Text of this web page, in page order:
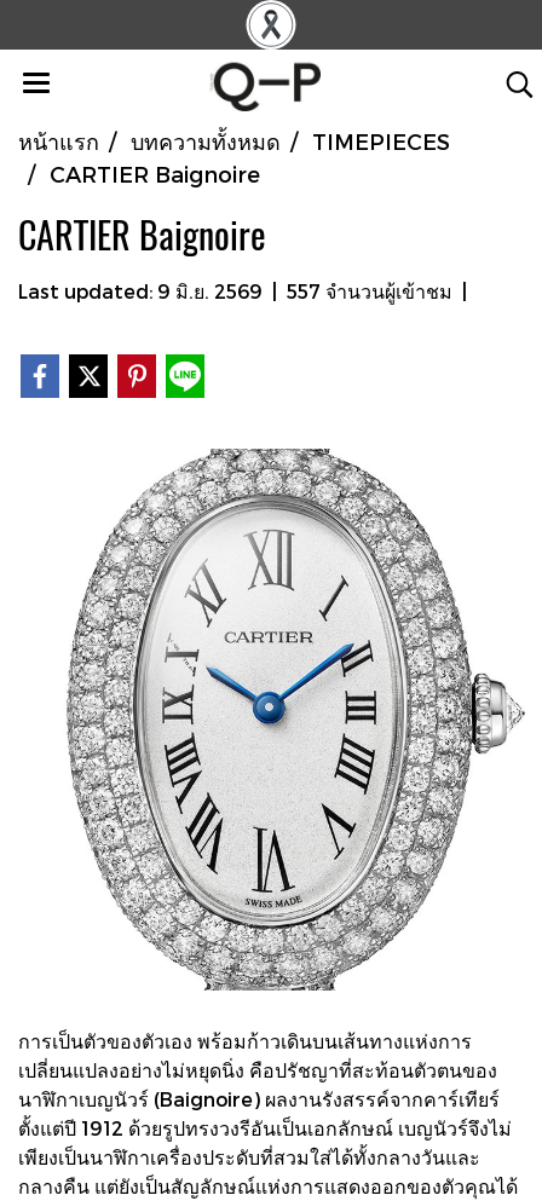
หน้าแรก บทความทั้งหมด
TIMEPIECES
CARTIER Baignoire
CARTIER Baignoire
Last updated: 9 มิ.ย. 2569 557 จำนวนผู้เข้าชม
การเป็นตัวของตัวเอง พร้อมก้าวเดินบนเส้นทางแห่งการ
เปลี่ยนแปลงอย่างไม่หยุดนิ่ง คือปรัชญาที่สะท้อนตัวตนของ
นาฬิกาเบญนัวร์ (Baignoire) ผลงานรังสรรค์จากคาร์เทียร์
ตั้งแต่ปี 1912 ด้วยรูปทรงวงรีอันเป็นเอกลักษณ์ เบญนัวร์จึงไม่
เพียงเป็นนาฬิกาเครื่องประดับที่สวมใส่ได้ทั้งกลางวันและ
กลางคืน แต่ยังเป็นสัญลักษณ์แห่งการแสดงออกของตัวคุณได้